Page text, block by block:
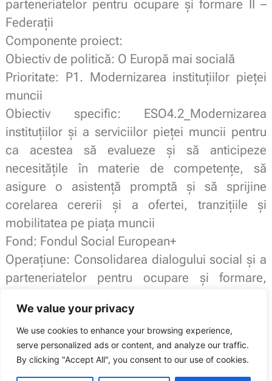
We value your privacy
We use cookies to enhance your browsing experience,
serve personalized ads or content, and analyze our traffic.
By clicking "Accept All", you consent to our use of cookies.
parteneriatelor pentru ocupare și formare II –
Federații
Componente proiect:
Obiectiv de politică: O Europă mai socială
Prioritate: P1. Modernizarea instituțiilor pieței
muncii
Obiectiv specific: ESO4.2_Modernizarea
instituțiilor și a serviciilor pieței muncii pentru
ca acestea să evalueze și să anticipeze
necesitățile în materie de competențe, să
asigure o asistență promptă și să sprijine
corelarea cererii și a ofertei, tranzițiile și
mobilitatea pe piața muncii
Fond: Fondul Social European+
Operațiune: Consolidarea dialogului social și a
parteneriatelor pentru ocupare și formare,
Sindicatul Național Sport și Tineret: Clubul Sportiv “Petrolul” Ploiești are
un nou Contract colectiv de muncă
ARTICOLUL ANTERIOR
Oferta Revelion 2025